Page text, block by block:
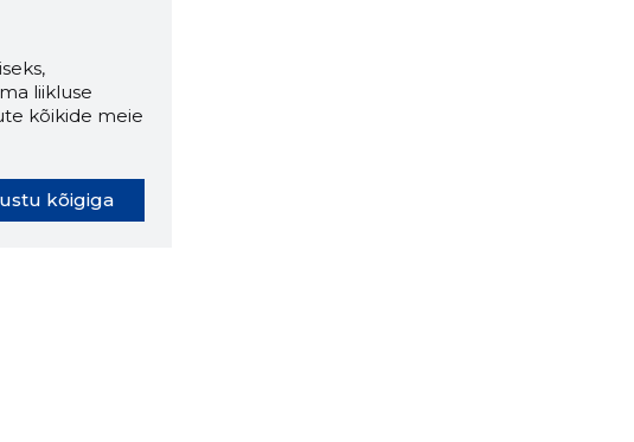
liikluse
kõikide meie
kõigiga